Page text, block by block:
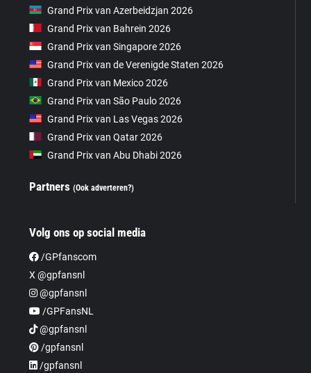
Grand Prix van Azerbeidzjan 2026
Grand Prix van Bahrein 2026
Grand Prix van Singapore 2026
Grand Prix van de Verenigde Staten 2026
Grand Prix van Mexico 2026
Grand Prix van São Paulo 2026
Grand Prix van Las Vegas 2026
Grand Prix van Qatar 2026
Grand Prix van Abu Dhabi 2026
Partners(Ook adverteren?)
Volg ons op social media
/GPfanscom
X @gpfansnl
@gpfansnl
/GPFansNL
@gpfansnl
/gpfansnl
/gpfansnl